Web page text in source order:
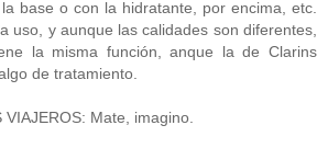
base o con la hidratante, por encima, etc.
uso, y aunque las calidades son diferentes,
la misma función, anque la de Clarins
de tratamiento.
VIAJEROS: Mate, imagino.